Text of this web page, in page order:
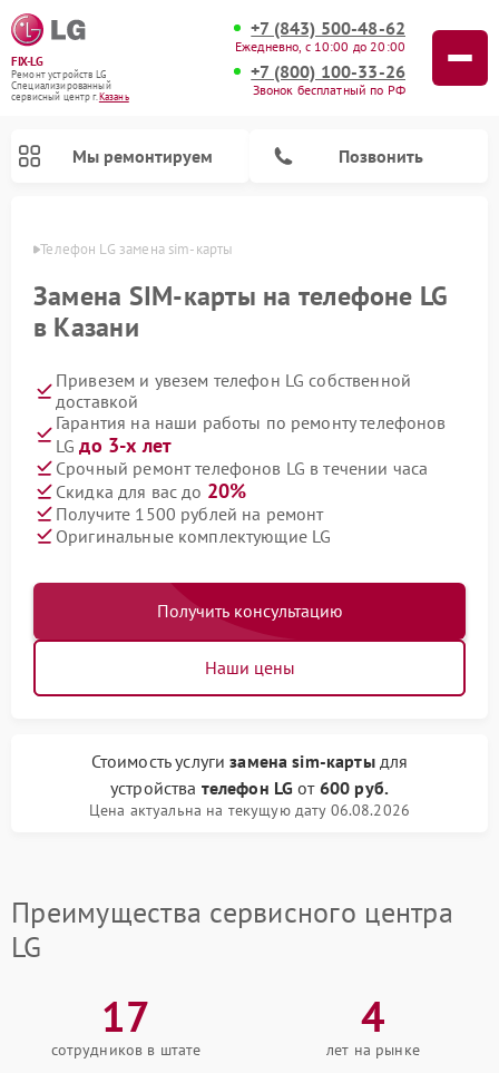
FIX-LG
Ремонт устройств LG
Специализированный
cервисный центр г.Казань
+7 (843) 500-48-62
Ежедневно, с 10:00 до 20:00
+7 (800) 100-33-26
Звонок бесплатный по РФ
Мы ремонтируем Позвонить
Телефон LG замена sim-карты
Замена SIM-карты на телефоне LG
в Казани
Привезем и увезем телефон LG собственной
доставкой
Гарантия на наши работы по ремонту телефонов
LGдо 3-х лет
Срочный ремонт телефонов LG в течении часа
Скидка для вас до 20%
Получите 1500 рублей на ремонт
Оригинальные комплектующие LG
Получить консультацию
Наши цены
Стоимость услугизамена sim-картыдля
устройства телефон LG от 600 руб.
Цена актуальна на текущую дату 06.08.2026
Преимущества сервисного центра
LG
17
сотрудников в штате
4
лет на рынке